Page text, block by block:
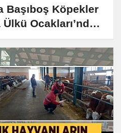
Başıboş Köpekler
Ocakları’ndan